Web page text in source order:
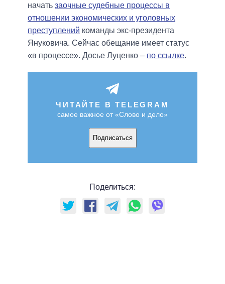
начать заочные судебные процессы в
отношении экономических и уголовных
преступлений команды экс-президента
Януковича. Сейчас обещание имеет статус
«в процессе». Досье Луценко – по ссылке.
ЧИТАЙТЕ В TELEGRAM
самое важное от «Слово и дело»
Подписаться
Поделиться: